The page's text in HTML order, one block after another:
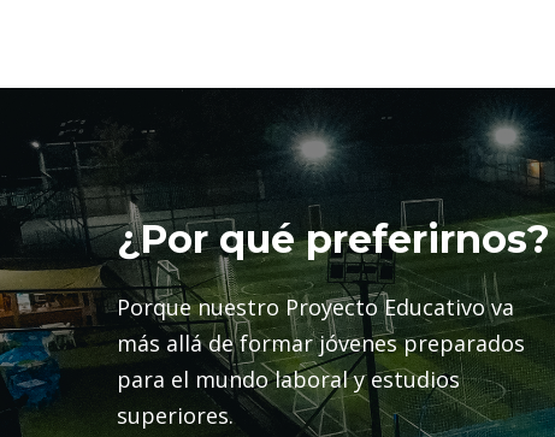
¿Por qué preferirnos?
Porque nuestro Proyecto Educativo va
más allá de formar jóvenes preparados
para el mundo laboral y estudios
superiores.